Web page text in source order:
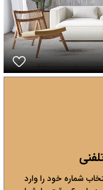
شماره خود را وارد